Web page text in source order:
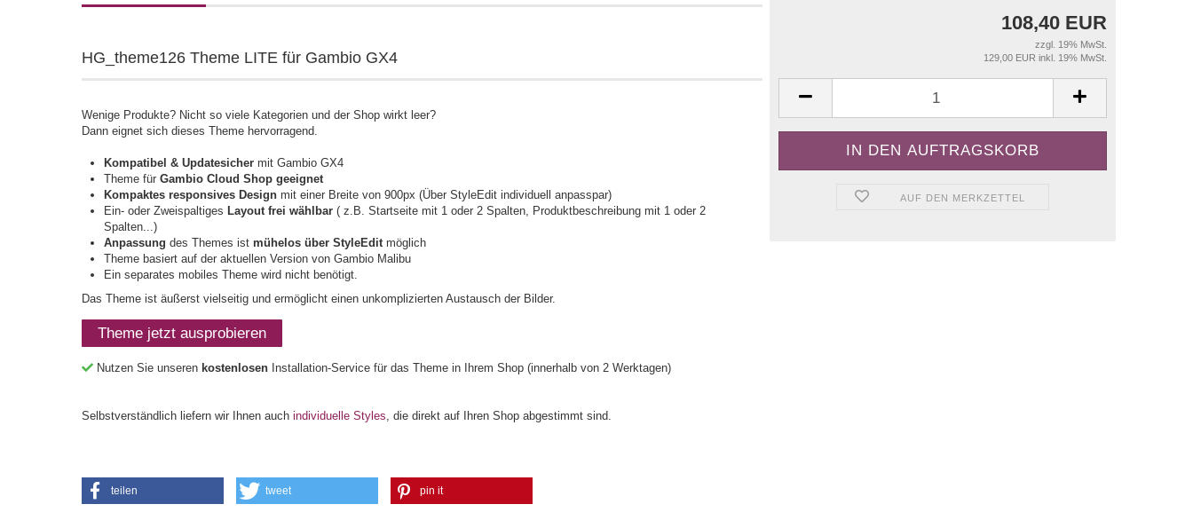
108,40 EUR
zzgl. 19% MwSt.
129,00 EUR inkl. 19% MwSt.
AUF DEN MERKZETTEL
HG_theme126 Theme LITE für Gambio GX4
Wenige Produkte? Nicht so viele Kategorien und der Shop wirkt leer?
Dann eignet sich dieses Theme hervorragend.
Kompatibel & Updatesicher mit Gambio GX4
Theme für Gambio Cloud Shop geeignet
Kompaktes responsives Design mit einer Breite von 900px (Über StyleEdit individuell anpasspar)
Ein- oder Zweispaltiges Layout frei wählbar ( z.B. Startseite mit 1 oder 2 Spalten, Produktbeschreibung mit 1 oder 2
Spalten...)
Anpassung des Themes ist mühelos über StyleEditmöglich
Theme basiert auf der aktuellen Version von Gambio Malibu
Ein separates mobiles Theme wird nicht benötigt.
Das Theme ist äußerst vielseitig und ermöglicht einen unkomplizierten Austausch der Bilder.
Theme jetzt ausprobieren
Nutzen Sie unseren kostenlosen Installation-Service für das Theme in Ihrem Shop (innerhalb von 2 Werktagen)
Selbstverständlich liefern wir Ihnen auch individuelle Styles, die direkt auf Ihren Shop abgestimmt sind.
teilen tweet pin it